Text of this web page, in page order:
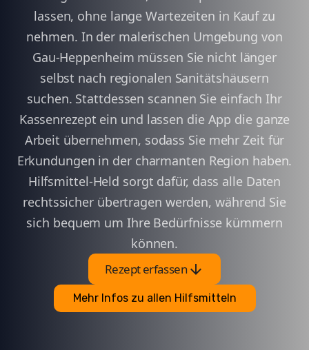
lassen, ohne lange Wartezeiten in Kauf zu
nehmen. In der malerischen Umgebung von
Gau-Heppenheim müssen Sie nicht länger
selbst nach regionalen Sanitätshäusern
suchen. Stattdessen scannen Sie einfach Ihr
Kassenrezept ein und lassen die App die ganze
Arbeit übernehmen, sodass Sie mehr Zeit für
Erkundungen in der charmanten Region haben.
Hilfsmittel-Held sorgt dafür, dass alle Daten
rechtssicher übertragen werden, während Sie
sich bequem um Ihre Bedürfnisse kümmern
können.
Rezept erfassenarrow_downward
Mehr Infos zu allen Hilfsmitteln